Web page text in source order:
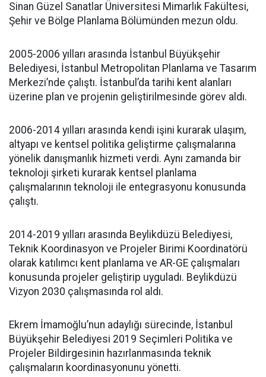
Sinan Güzel Sanatlar Üniversitesi Mimarlık Fakültesi,
Şehir ve Bölge Planlama Bölümünden mezun oldu.
2005-2006 yılları arasında İstanbul Büyükşehir
Belediyesi, İstanbul Metropolitan Planlama ve Tasarım
Merkezi’nde çalıştı. İstanbul’da tarihi kent alanları
üzerine plan ve projenin geliştirilmesinde görev aldı.
2006-2014 yılları arasında kendi işini kurarak ulaşım,
altyapı ve kentsel politika geliştirme çalışmalarına
yönelik danışmanlık hizmeti verdi. Aynı zamanda bir
teknoloji şirketi kurarak kentsel planlama
çalışmalarının teknoloji ile entegrasyonu konusunda
çalıştı.
2014-2019 yılları arasında Beylikdüzü Belediyesi,
Teknik Koordinasyon ve Projeler Birimi Koordinatörü
olarak katılımcı kent planlama ve AR-GE çalışmaları
konusunda projeler geliştirip uyguladı. Beylikdüzü
Vizyon 2030 çalışmasında rol aldı.
Ekrem İmamoğlu’nun adaylığı sürecinde, İstanbul
Büyükşehir Belediyesi 2019 Seçimleri Politika ve
Projeler Bildirgesinin hazırlanmasında teknik
çalışmaların koordinasyonunu yönetti.